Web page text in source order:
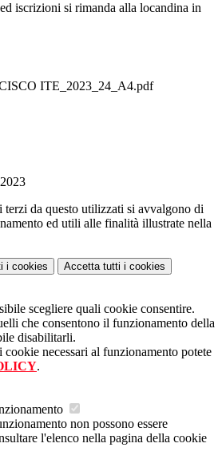
iscrizioni si rimanda alla locandina in
ITE_2023_24_A4.pdf
terzi da questo utilizzati si avvalgono di
ed utili alle finalità illustrate nella
i cookies Accetta tutti i cookies
scegliere quali cookie consentire.
che consentono il funzionamento della
disabilitarli.
cookie necessari al funzionamento potete
.
non possono essere
l'elenco nella pagina della cookie